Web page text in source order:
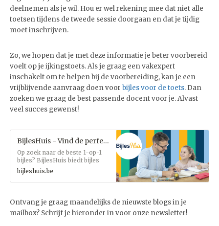
deelnemen als je wil. Hou er wel rekening mee dat niet alle
toetsen tijdens de tweede sessie doorgaan en dat je tijdig
moet inschrijven.
Zo, we hopen dat je met deze informatie je beter voorbereid
voelt op je ijkingstoets. Als je graag een vakexpert
inschakelt om te helpen bij de voorbereiding, kan je een
vrijblijvende aanvraag doen voor bijles voor de toets. Dan
zoeken we graag de best passende docent voor je. Alvast
veel succes gewenst!
BijlesHuis - Vind de perfecte lesgever
Op zoek naar de beste 1-op-1
bijles? BijlesHuis biedt bijles
voor elk vak en elk niveau. Vind
vandaag nog de lesgever die
bij jou past!
bijleshuis.be
Ontvang je graag maandelijks de nieuwste blogs in je
mailbox? Schrijf je hieronder in voor onze newsletter!